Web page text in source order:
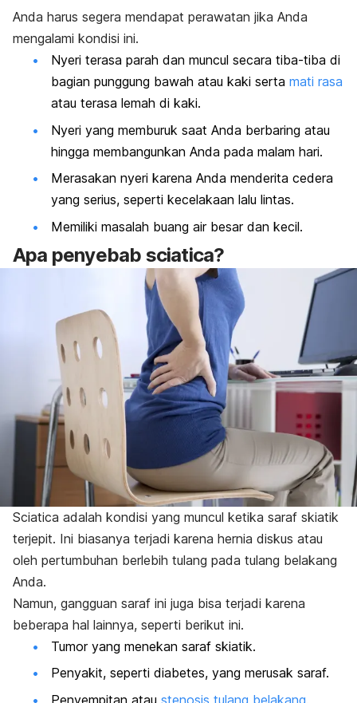
Anda harus segera mendapat perawatan jika Anda
mengalami kondisi ini.
Nyeri terasa parah dan muncul secara tiba-tiba di
bagian punggung bawah atau kaki serta mati rasa
atau terasa lemah di kaki.
Nyeri yang memburuk saat Anda berbaring atau
hingga membangunkan Anda pada malam hari.
Merasakan nyeri karena Anda menderita cedera
yang serius, seperti kecelakaan lalu lintas.
Memiliki masalah buang air besar dan kecil.
Apa penyebab sciatica?
Sciatica adalah kondisi yang muncul ketika saraf skiatik
terjepit. Ini biasanya terjadi karena hernia diskus atau
oleh pertumbuhan berlebih tulang pada tulang belakang
Anda.
Namun, gangguan saraf ini juga bisa terjadi karena
beberapa hal lainnya, seperti berikut ini.
Tumor yang menekan saraf skiatik.
Penyakit, seperti diabetes, yang merusak saraf.
Penyempitan atau stenosis tulang belakang